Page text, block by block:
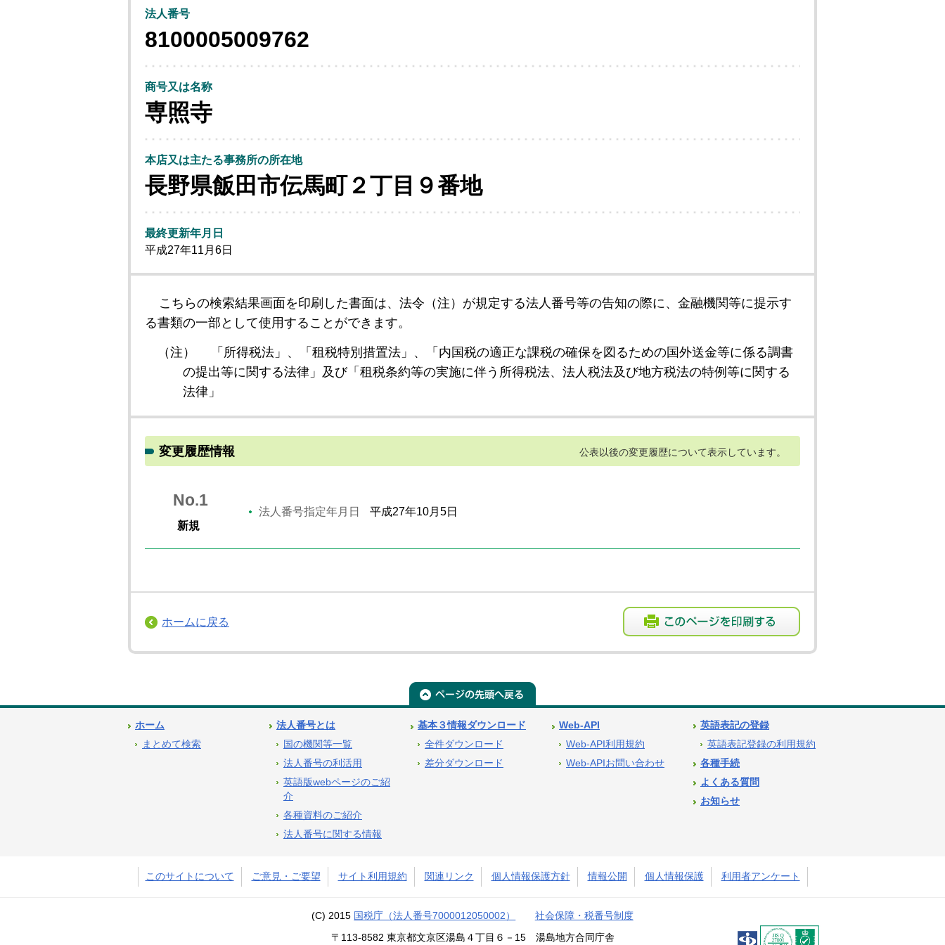
法人番号
8100005009762
商号又は名称
専照寺
本店又は主たる事務所の所在地
長野県飯田市伝馬町２丁目９番地
最終更新年月日
平成27年11月6日
こちらの検索結果画面を印刷した書面は、法令（注）が規定する法人番号等の告知の際に、金融機関等に提示す
る書類の一部として使用することができます。
（注）
「所得税法」、「租税特別措置法」、「内国税の適正な課税の確保を図るための国外送金等に係る調書
の提出等に関する法律」及び「租税条約等の実施に伴う所得税法、法人税法及び地方税法の特例等に関する
法律」
変更履歴情報 公表以後の変更履歴について表示しています。
No.1
新規
法人番号指定年月日 平成27年10月5日
ホームに戻る
ホーム
まとめて検索
法人番号とは
国の機関等一覧
法人番号の利活用
英語版webページのご紹
介
各種資料のご紹介
法人番号に関する情報
基本３情報ダウンロード
全件ダウンロード
差分ダウンロード
Web-API
Web-API利用規約
Web-APIお問い合わせ
英語表記の登録
英語表記登録の利用規約
各種手続
よくある質問
お知らせ
このサイトについて ご意見・ご要望 サイト利用規約 関連リンク 個人情報保護方針 情報公開 個人情報保護 利用者アンケート
(C) 2015 国税庁（法人番号7000012050002） 社会保障・税番号制度
〒113-8582 東京都文京区湯島４丁目６－15 湯島地方合同庁舎